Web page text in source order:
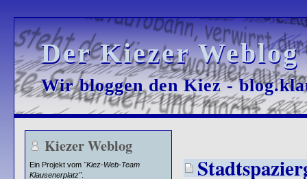
Der Kiezer
Der Kiezer
Wir bloggen den Kiez -
Wir bloggen den Kiez -
Kiezer Weblog
Ein Projekt vom "Kiez-Web-Team
Klausenerplatz".